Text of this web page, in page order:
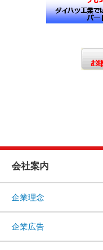
会社案内
企業理念
企業広告